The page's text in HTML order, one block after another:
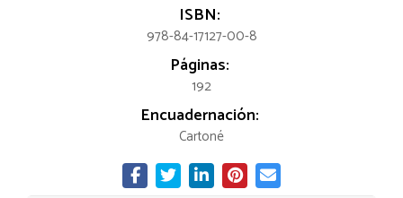
ISBN:
978-84-17127-00-8
Páginas:
192
Encuadernación:
Cartoné